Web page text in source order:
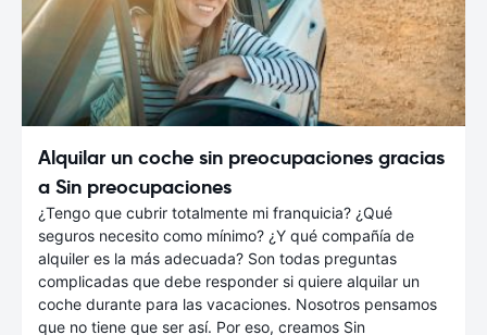
Alquilar un coche sin preocupaciones gracias
a Sin preocupaciones
¿Tengo que cubrir totalmente mi franquicia? ¿Qué
seguros necesito como mínimo? ¿Y qué compañía de
alquiler es la más adecuada? Son todas preguntas
complicadas que debe responder si quiere alquilar un
coche durante para las vacaciones. Nosotros pensamos
que no tiene que ser así. Por eso, creamos Sin